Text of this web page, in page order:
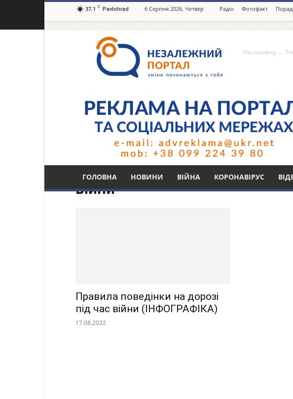
37.1 C Pavlohrad 6 Серпня 2026, Четвер Радіо Фотофакт
портал
Павлоград.dp.ua
ГОЛОВНА НОВИНИ ВІЙНА КОРОНАВІРУС
На головну
Тег: Правила поведінки на
війни
Правила поведінки на дорозі
під час війни (ІНФОГРАФІКА)
17.08.2022